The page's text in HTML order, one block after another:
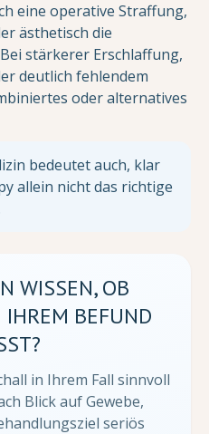
eine operative Straffung,
ästhetisch die
stärkerer Erschlaffung,
deutlich fehlendem
oder alternatives
bedeutet auch, klar
allein nicht das richtige
WISSEN, OB
IHREM BEFUND
in Ihrem Fall sinnvoll
Blick auf Gewebe,
seriös